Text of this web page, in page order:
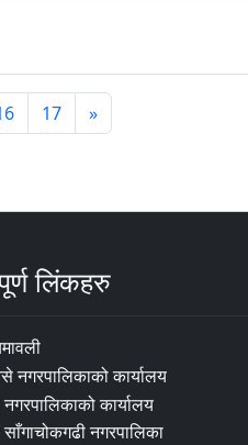
17 »
लिंकहरु
नगरपालिकाको कार्यालय
कार्यालय
साँगाचोकगढी नगरपालिका